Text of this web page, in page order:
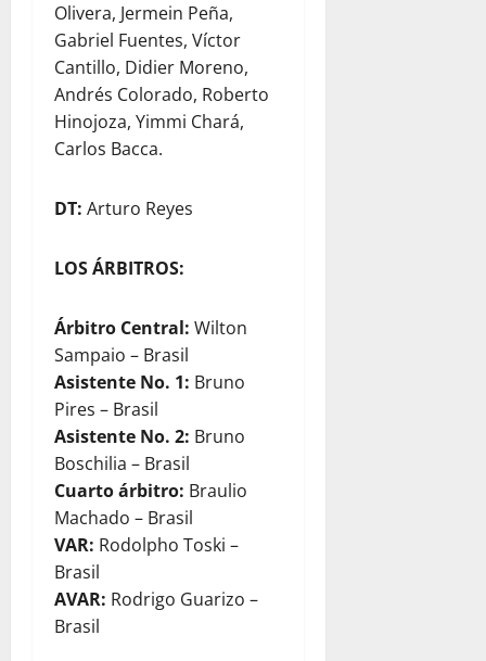
Olivera, Jermein Peña,
Gabriel Fuentes, Víctor
Cantillo, Didier Moreno,
Andrés Colorado, Roberto
Hinojoza, Yimmi Chará,
Carlos Bacca.
DT: Arturo Reyes
LOS ÁRBITROS:
Árbitro Central: Wilton
Sampaio – Brasil
Asistente No. 1: Bruno
Pires – Brasil
Asistente No. 2: Bruno
Boschilia – Brasil
Cuarto árbitro: Braulio
Machado – Brasil
VAR: Rodolpho Toski –
Brasil
AVAR: Rodrigo Guarizo –
Brasil